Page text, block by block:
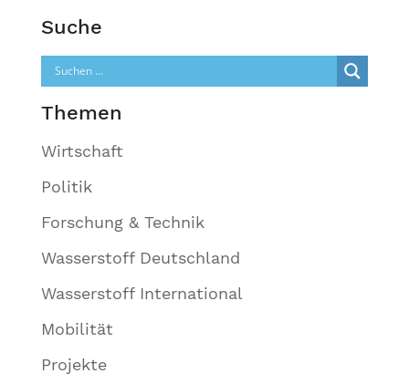
Suche
Themen
Wirtschaft
Politik
Forschung & Technik
Wasserstoff Deutschland
Wasserstoff International
Mobilität
Projekte